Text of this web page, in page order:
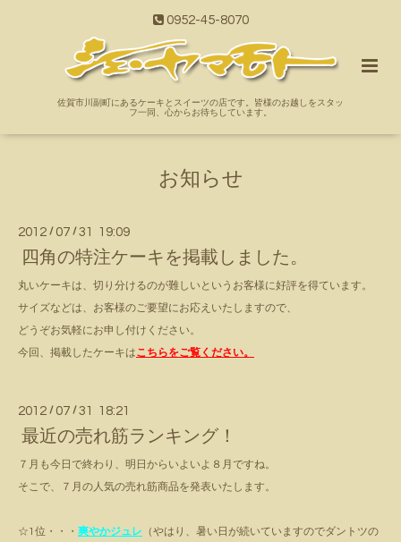
0952-45-8070
佐賀市川副町にあるケーキとスイーツの店です。皆様のお越しをスタッ
フ一同、心からお待ちしています。
お知らせ
2012 / 07 /31 19:09
四角の特注ケーキを掲載しました。
丸いケーキは、切り分けるのが難しいというお客様に好評を得ています。
サイズなどは、お客様のご要望にお応えいたしますので、
どうぞお気軽にお申し付けください。
今回、掲載したケーキはこちらをご覧ください。
2012 / 07 /31 18:21
最近の売れ筋ランキング！
７月も今日で終わり、明日からいよいよ８月ですね。
そこで、７月の人気の売れ筋商品を発表いたします。
☆1位・・・ 爽やかジュレ （やはり、暑い日が続いていますのでダントツの